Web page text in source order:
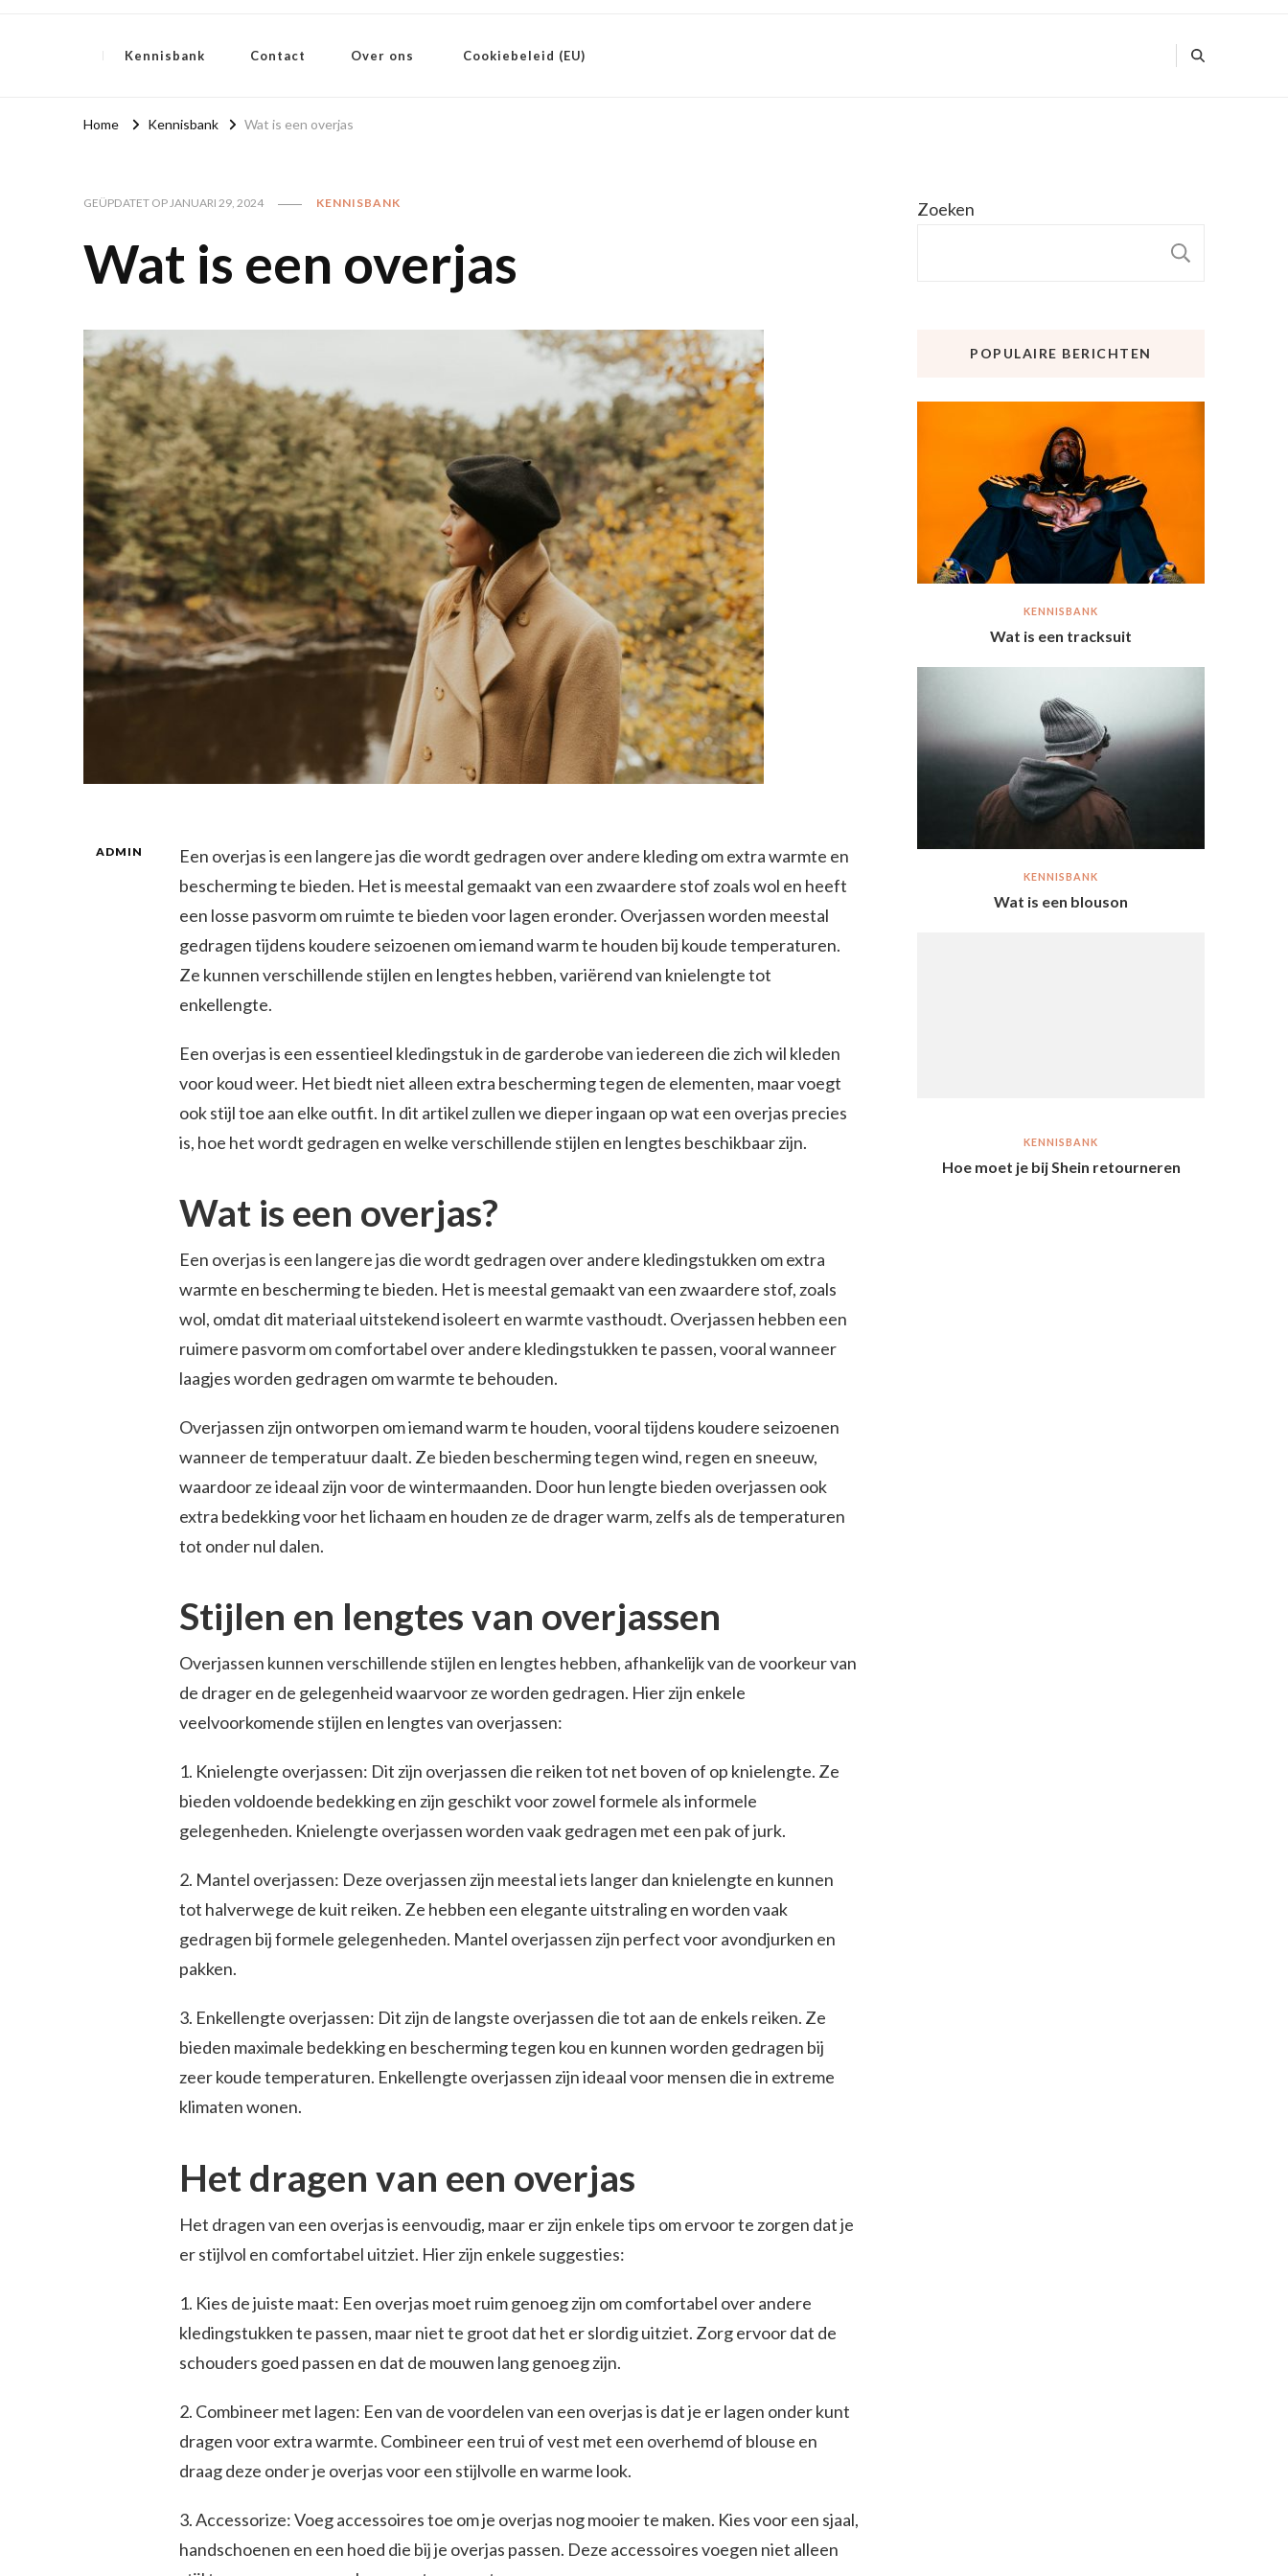
Kennisbank Contact Over ons Cookiebeleid (EU)
Home Kennisbank Wat is een overjas
GEÜPDATET OPJANUARI 29, 2024 KENNISBANK
Wat is een overjas
ADMIN
Een overjas is een langere jas die wordt gedragen over andere kleding om extra warmte en
bescherming te bieden. Het is meestal gemaakt van een zwaardere stof zoals wol en heeft
een losse pasvorm om ruimte te bieden voor lagen eronder. Overjassen worden meestal
gedragen tijdens koudere seizoenen om iemand warm te houden bij koude temperaturen.
Ze kunnen verschillende stijlen en lengtes hebben, variërend van knielengte tot
enkellengte.
Een overjas is een essentieel kledingstuk in de garderobe van iedereen die zich wil kleden
voor koud weer. Het biedt niet alleen extra bescherming tegen de elementen, maar voegt
ook stijl toe aan elke outfit. In dit artikel zullen we dieper ingaan op wat een overjas precies
is, hoe het wordt gedragen en welke verschillende stijlen en lengtes beschikbaar zijn.
Wat is een overjas?
Een overjas is een langere jas die wordt gedragen over andere kledingstukken om extra
warmte en bescherming te bieden. Het is meestal gemaakt van een zwaardere stof, zoals
wol, omdat dit materiaal uitstekend isoleert en warmte vasthoudt. Overjassen hebben een
ruimere pasvorm om comfortabel over andere kledingstukken te passen, vooral wanneer
laagjes worden gedragen om warmte te behouden.
Overjassen zijn ontworpen om iemand warm te houden, vooral tijdens koudere seizoenen
wanneer de temperatuur daalt. Ze bieden bescherming tegen wind, regen en sneeuw,
waardoor ze ideaal zijn voor de wintermaanden. Door hun lengte bieden overjassen ook
extra bedekking voor het lichaam en houden ze de drager warm, zelfs als de temperaturen
tot onder nul dalen.
Stijlen en lengtes van overjassen
Overjassen kunnen verschillende stijlen en lengtes hebben, afhankelijk van de voorkeur van
de drager en de gelegenheid waarvoor ze worden gedragen. Hier zijn enkele
veelvoorkomende stijlen en lengtes van overjassen:
1. Knielengte overjassen: Dit zijn overjassen die reiken tot net boven of op knielengte. Ze
bieden voldoende bedekking en zijn geschikt voor zowel formele als informele
gelegenheden. Knielengte overjassen worden vaak gedragen met een pak of jurk.
2. Mantel overjassen: Deze overjassen zijn meestal iets langer dan knielengte en kunnen
tot halverwege de kuit reiken. Ze hebben een elegante uitstraling en worden vaak
gedragen bij formele gelegenheden. Mantel overjassen zijn perfect voor avondjurken en
pakken.
3. Enkellengte overjassen: Dit zijn de langste overjassen die tot aan de enkels reiken. Ze
bieden maximale bedekking en bescherming tegen kou en kunnen worden gedragen bij
zeer koude temperaturen. Enkellengte overjassen zijn ideaal voor mensen die in extreme
klimaten wonen.
Het dragen van een overjas
Het dragen van een overjas is eenvoudig, maar er zijn enkele tips om ervoor te zorgen dat je
er stijlvol en comfortabel uitziet. Hier zijn enkele suggesties:
1. Kies de juiste maat: Een overjas moet ruim genoeg zijn om comfortabel over andere
kledingstukken te passen, maar niet te groot dat het er slordig uitziet. Zorg ervoor dat de
schouders goed passen en dat de mouwen lang genoeg zijn.
2. Combineer met lagen: Een van de voordelen van een overjas is dat je er lagen onder kunt
dragen voor extra warmte. Combineer een trui of vest met een overhemd of blouse en
draag deze onder je overjas voor een stijlvolle en warme look.
3. Accessorize: Voeg accessoires toe om je overjas nog mooier te maken. Kies voor een sjaal,
handschoenen en een hoed die bij je overjas passen. Deze accessoires voegen niet alleen
Zoeken
POPULAIRE BERICHTEN
KENNISBANK
Wat is een tracksuit
KENNISBANK
Wat is een blouson
KENNISBANK
Hoe moet je bij Shein retourneren